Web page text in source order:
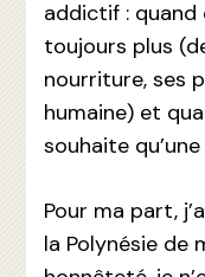
addictif : quand
toujours plus
nourriture, ses
humaine) et
souhaite
Pour ma part,
la Polynésie